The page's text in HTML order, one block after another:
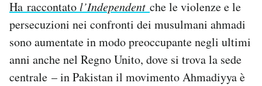
Ha raccontatol’Independent che le violenze e le
persecuzioni nei confronti dei musulmani ahmadi
sono aumentate in modo preoccupante negli ultimi
anni anche nel Regno Unito, dove si trova la sede
centrale – in Pakistan il movimento Ahmadiyya è